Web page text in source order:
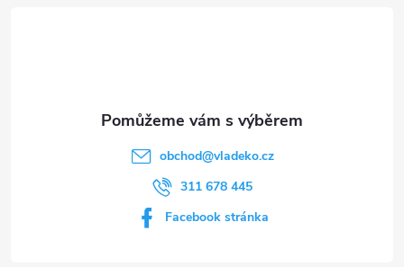
obchod@vladeko.cz
311 678 445
Facebook stránka